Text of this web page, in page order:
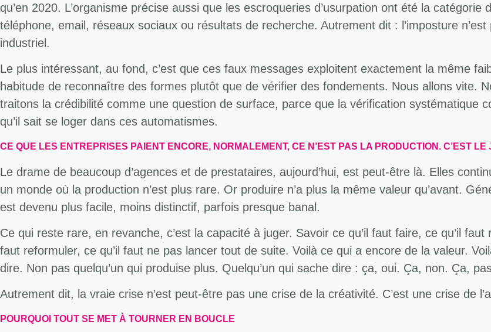
qu’en 2020. L’organisme précise aussi que les escroqueries d’usurpation ont été la
téléphone, email, réseaux sociaux ou résultats de recherche. Autrement dit : l’imposture
industriel.
Le plus intéressant, au fond, c’est que ces faux messages exploitent exactement la même
habitude de reconnaître des formes plutôt que de vérifier des fondements. Nous allons vite.
traitons la crédibilité comme une question de surface, parce que la vérification systématique
qu’il sait se loger dans ces automatismes.
CE QUE LES ENTREPRISES PAIENT ENCORE, NORMALEMENT, CE N’EST PAS LA PRODUCTION. C’EST LE
Le drame de beaucoup d’agences et de prestataires, aujourd’hui, est peut-être là. Elles
un monde où la production n’est plus rare. Or produire n’a plus la même valeur qu’avant.
est devenu plus facile, moins distinctif, parfois presque banal.
Ce qui reste rare, en revanche, c’est la capacité à juger. Savoir ce qu’il faut faire, ce qu’il faut
faut reformuler, ce qu’il faut ne pas lancer tout de suite. Voilà ce qui a encore de la valeur.
dire. Non pas quelqu’un qui produise plus. Quelqu’un qui sache dire : ça, oui. Ça, non. Ça,
Autrement dit, la vraie crise n’est peut-être pas une crise de la créativité. C’est une crise de
POURQUOI TOUT SE MET À TOURNER EN BOUCLE